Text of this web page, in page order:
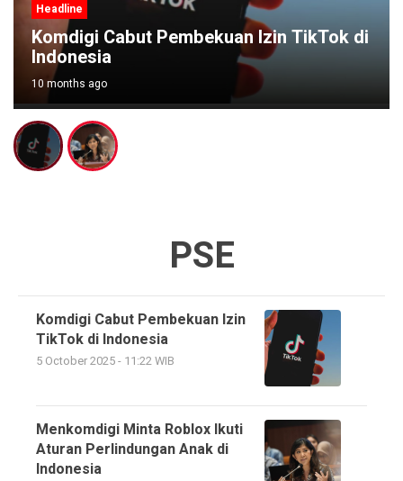
Headline
Komdigi Cabut Pembekuan Izin TikTok di
Indonesia
10 months ago
PSE
Komdigi Cabut Pembekuan Izin
TikTok di Indonesia
5 October 2025 - 11:22 WIB
Menkomdigi Minta Roblox Ikuti
Aturan Perlindungan Anak di
Indonesia